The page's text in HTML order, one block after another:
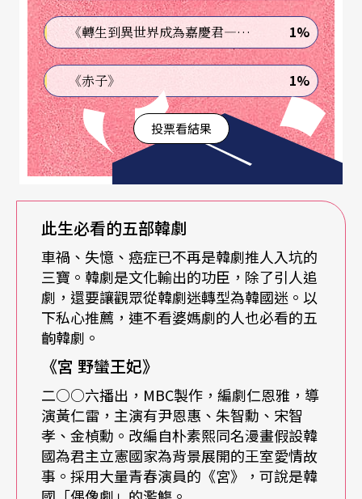
價並不出色。這或許可視為《來》劇必須放在韓流
全球化視野下討論才有意義。
網路平台打造無時差無界域收視群
若以獲得二○一四年艾美獎最佳戲劇的《絕命毒
師》、東京電視劇大賞的《半澤直樹》、韓劇《來
自星星的你》並置，或許會有多事之人就此開一篇
關於美劇、日劇、韓劇的類型與受眾區別的文章。
但不要忘了，電視劇獲得跨國的歡迎，網路傳播往
往超前於電視台的授權播出。以《絕命毒師》為
例，在○八年首播時，直播的收視人數僅有一百廿
萬人，但觀眾可以在Netflix這類提供點播服務的網
站上「惡補」之前錯過的劇情，建立了粉絲群。而
隨著第五季進入大結局，對觀眾造成了一種「必須
馬拉松式連看好幾集的緊迫感」。《絕》在第五季
收尾時，收視率衝破了一千萬，成了一代神劇。
《轉生到異世界成為嘉慶君—發現我的祖先是詐騙集團!?》 1%
《赤子》 1%
投票看結果
此生必看的五部韓劇
車禍、失憶、癌症已不再是韓劇推人入坑的
三寶。韓劇是文化輸出的功臣，除了引人追
劇，還要讓觀眾從韓劇迷轉型為韓國迷。以
下私心推薦，連不看婆媽劇的人也必看的五
齣韓劇。
《宮 野蠻王妃》
二○○六播出，MBC製作，編劇仁恩雅，導
演黃仁雷，主演有尹恩惠、朱智勳、宋智
孝、金楨勳。改編自朴素熙同名漫畫假設韓
國為君主立憲國家為背景展開的王室愛情故
事。採用大量青春演員的《宮》，可說是韓